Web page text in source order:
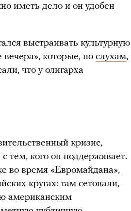
иметь дело и он удобен
выстраивать культурную
вечера», которые, по слухам,
что у олигарха
кризис,
тем, кого он поддерживает.
во время «Евромайдана»,
кругах: там сетовали,
американским